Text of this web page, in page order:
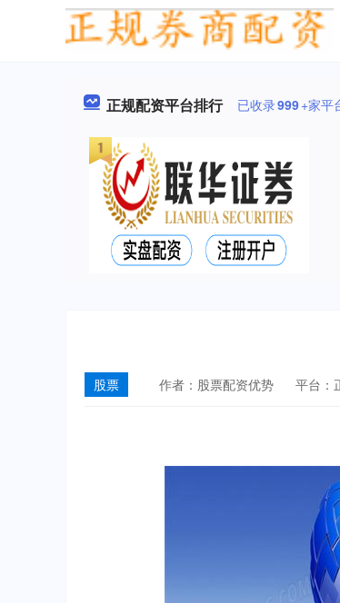
正规配资平台排行 已收录999+家平
股票 作者：股票配资优势 平台：